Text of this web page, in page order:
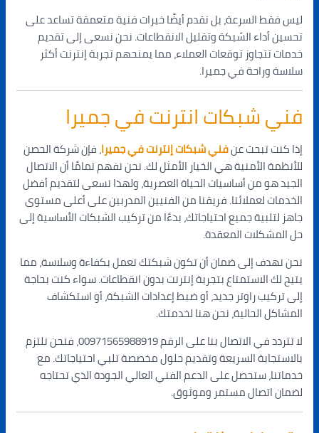
ليس فقط السرعة، بل نقدم أيضًا خبرات فنية متعمقة تساعد على
تحسين أداء الشبكة وتقليل الانقطاعات. نحن نسعى إلى تقديم
خدمات تتجاوز توقعات العملاء، مما يمنحهم تجربة إنترنت أكثر
سلاسة وراحة في جميرا.
فني شبكات انترنت في جميرا
إذا كنت تبحث عنفني شبكات إنترنت في جميرا، فإن شركة الحصن
للأنظمة الأمنية هي الخيار الأمثل لك. نحن نفهم تمامًا أن الاتصال
الجيد هو من أساسيات الحياة العصرية، ولهذا نسعى لتقديم أفضل
الخدمات لعملائنا. فريقنا من الفنيين المدربين على أعلى مستوى
جاهز لتلبية جميع احتياجاتك، بدءًا من تركيب الشبكات الأساسية إلى
حل المشكلات المعقدة.
نحن نهدف إلى ضمان أن تكون شبكتك تعمل بكفاءة وسلاسة، مما
يتيح لك الاستمتاع بتجربة إنترنت بدون انقطاعات. سواء كنت بحاجة
إلى تركيب راوتر جديد، أو ضبط إعدادات الشبكة، أو استكشاف
المشاكل الحالية، نحن هنا لخدمتك.
لا تتردد في الاتصال بنا على الرقم 00971565988919، فنحن نلتزم
بالاستجابة السريعة وتقديم حلول مخصصة تلبي احتياجاتك. مع
خدماتنا، ستحصل على الدعم الفني العالي الجودة الذي تحتاجه
لضمان اتصال مستمر وموثوق.